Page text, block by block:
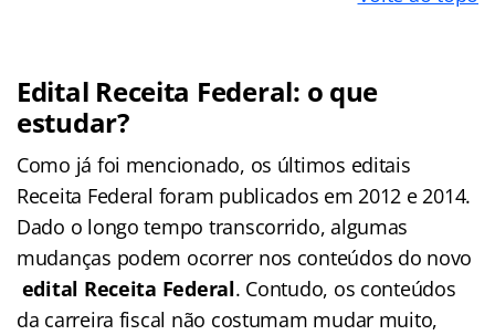
Edital Receita Federal: o que
estudar?
Como já foi mencionado, os últimos editais
Receita Federal foram publicados em 2012 e 2014.
Dado o longo tempo transcorrido, algumas
mudanças podem ocorrer nos conteúdos do novo
edital Receita Federal. Contudo, os conteúdos
da carreira fiscal não costumam mudar muito,